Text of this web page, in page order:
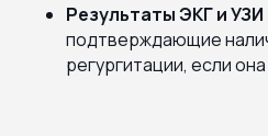
Результаты ЭКГ и
подтверждающие
регургитации, если